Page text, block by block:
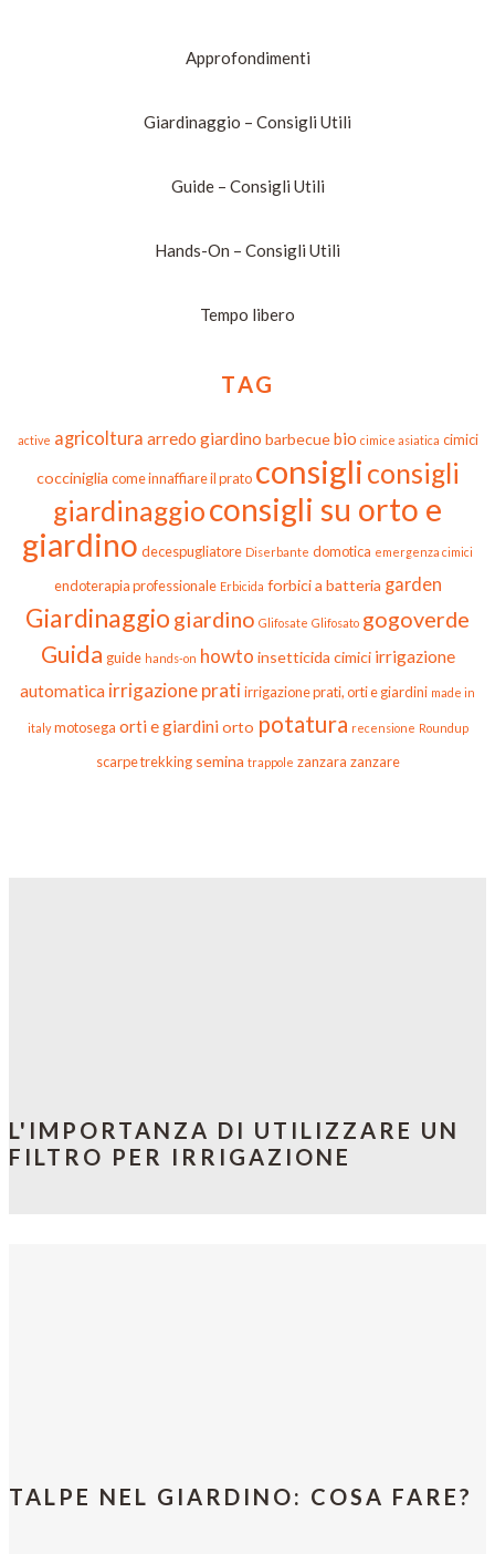
Approfondimenti
Giardinaggio – Consigli Utili
Guide – Consigli Utili
Hands-On – Consigli Utili
Tempo libero
TAG
active agricoltura arredo giardino barbecue bio cimice asiatica cimici
cocciniglia come innaffiare il prato consigli consigli
giardinaggioconsigli su orto e
giardino decespugliatore Diserbante domotica emergenza cimici
endoterapia professionale Erbicida forbici a batteria garden
Giardinaggio giardino Glifosate Glifosato gogoverde
Guida guide hands-on howto insetticida cimici irrigazione
automatica irrigazione pratiirrigazione prati, orti e giardini made in
italy motosega orti e giardini orto potatura recensione Roundup
scarpe trekking semina trappole zanzara zanzare
L'IMPORTANZA DI UTILIZZARE UN
FILTRO PER IRRIGAZIONE
TALPE NEL GIARDINO: COSA FARE?